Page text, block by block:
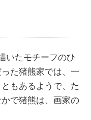
いたモチーフのひ
た猪熊家では、一
もあるようで、た
で猪熊は、画家の